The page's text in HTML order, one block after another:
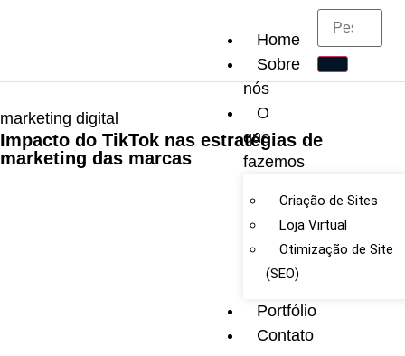
Home
Sobre
nós
O
que
fazemos
Criação de Sites
Loja Virtual
Otimização de Site
(SEO)
Portfólio
Contato
marketing digital
Impacto do TikTok nas estratégias de
marketing das marcas